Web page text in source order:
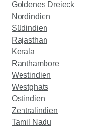
Goldenes Dreieck
Nordindien
Südindien
Rajasthan
Kerala
Ranthambore
Westindien
Westghats
Ostindien
Zentralindien
Tamil Nadu